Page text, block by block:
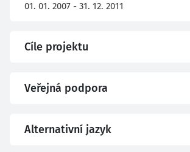
01. 01. 2007 - 31. 12. 2011
Cíle projektu
Veřejná podpora
Alternativní jazyk